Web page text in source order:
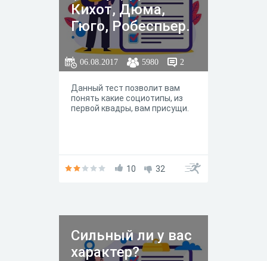
Кихот, Дюма,
Гюго, Робеспьер.
06.08.2017 5980 2
Данный тест позволит вам
понять какие социотипы, из
первой квадры, вам присущи.
10 32
Сильный ли у вас
характер?